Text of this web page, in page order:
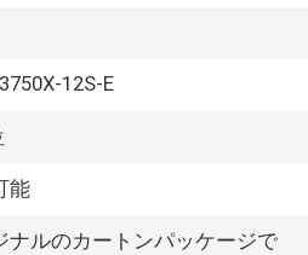
12S-E
能
ナルのカートンパッケージで